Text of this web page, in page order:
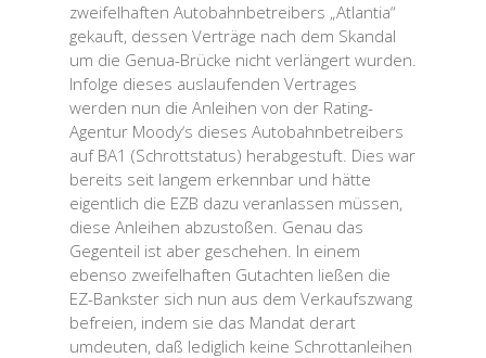
zweifelhaften Autobahnbetreibers „Atlantia“
gekauft, dessen Verträge nach dem Skandal
um die Genua-Brücke nicht verlängert wurden.
Infolge dieses auslaufenden Vertrages
werden nun die Anleihen von der Rating-
Agentur Moody‘s dieses Autobahnbetreibers
auf BA1 (Schrottstatus) herabgestuft. Dies war
bereits seit langem erkennbar und hätte
eigentlich die EZB dazu veranlassen müssen,
diese Anleihen abzustoßen. Genau das
Gegenteil ist aber geschehen. In einem
ebenso zweifelhaften Gutachten ließen die
EZ-Bankster sich nun aus dem Verkaufszwang
befreien, indem sie das Mandat derart
umdeuten, daß lediglich keine Schrottanleihen